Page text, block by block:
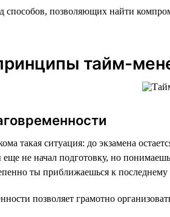
способов, позволяющих найти
тайм-
такая ситуация: до экзамена
не начал подготовку, но
ты приближаешься к
позволяет грамотно